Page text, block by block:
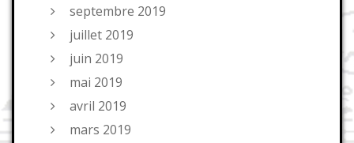
septembre 2019
juillet 2019
juin 2019
mai 2019
avril 2019
mars 2019